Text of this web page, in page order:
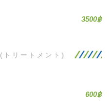
3500฿
(トリートメント)
600฿